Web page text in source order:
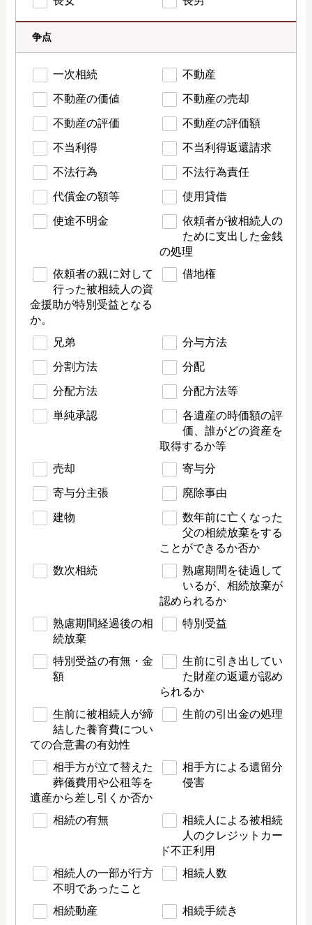
争点
一次相続 不動産
不動産の価値 不動産の売却
不動産の評価 不動産の評価額
不当利得 不当利得返還請求
不法行為 不法行為責任
代償金の額等 使用貸借
使途不明金
依頼者が被相続人の
ために支出した金銭
の処理
依頼者の親に対して
行った被相続人の資
金援助が特別受益となる
か。
借地権
兄弟 分与方法
分割方法 分配
分配方法 分配方法等
単純承認
各遺産の時価額の評
価、誰がどの資産を
取得するか等
売却
寄与分
寄与分主張 廃除事由
建物
数年前に亡くなった
父の相続放棄をする
ことができるか否か
数次相続
熟慮期間を徒過して
いるが、相続放棄が
認められるか
熟慮期間経過後の相
続放棄
特別受益
特別受益の有無・金
額
生前に引き出してい
た財産の返還が認め
られるか
生前に被相続人が締
結した養育費につい
ての合意書の有効性
生前の引出金の処理
相手方が立て替えた
葬儀費用や公租等を
遺産から差し引くか否か
相手方による遺留分
侵害
相続の有無
相続人による被相続
人のクレジットカー
ド不正利用
相続人の一部が行方
不明であったこと
相続人数
相続動産 相続手続き